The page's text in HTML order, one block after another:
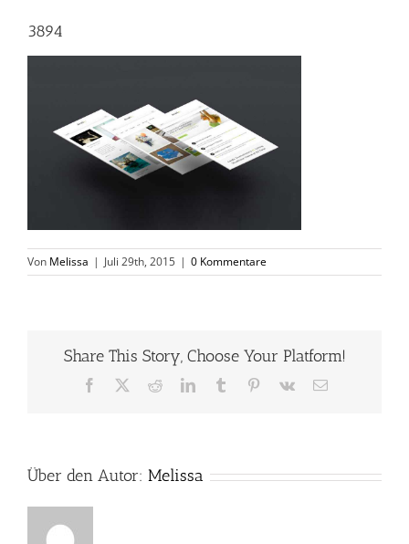
3894
Von Melissa | Juli 29th, 2015 | 0 Kommentare
Share This Story, Choose Your Platform!
Facebook RedditLinkedInTumblr Pinterest
Vk
E-
Über den Autor: Melissa